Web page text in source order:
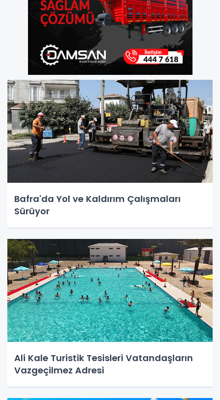
Bafra'da Yol ve Kaldırım Çalışmaları
Sürüyor
Ali Kale Turistik Tesisleri Vatandaşların
Vazgeçilmez Adresi